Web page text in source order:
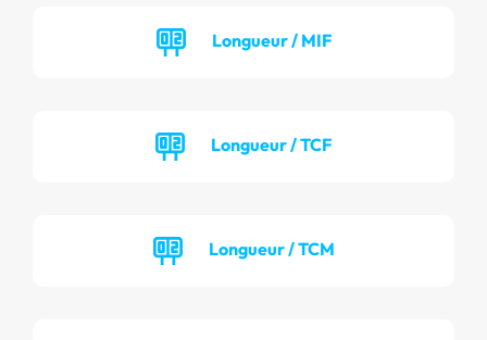
Longueur / MIF
Longueur / TCF
Longueur / TCM